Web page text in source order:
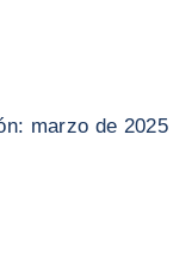
marzo de 2025